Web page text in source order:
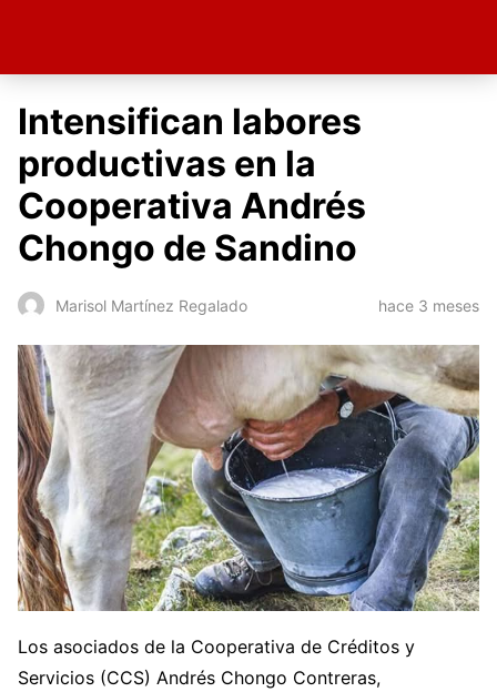
Intensifican labores
productivas en la
Cooperativa Andrés
Chongo de Sandino
Marisol Martínez Regalado hace 3 meses
Los asociados de la Cooperativa de Créditos y
Servicios (CCS) Andrés Chongo Contreras,